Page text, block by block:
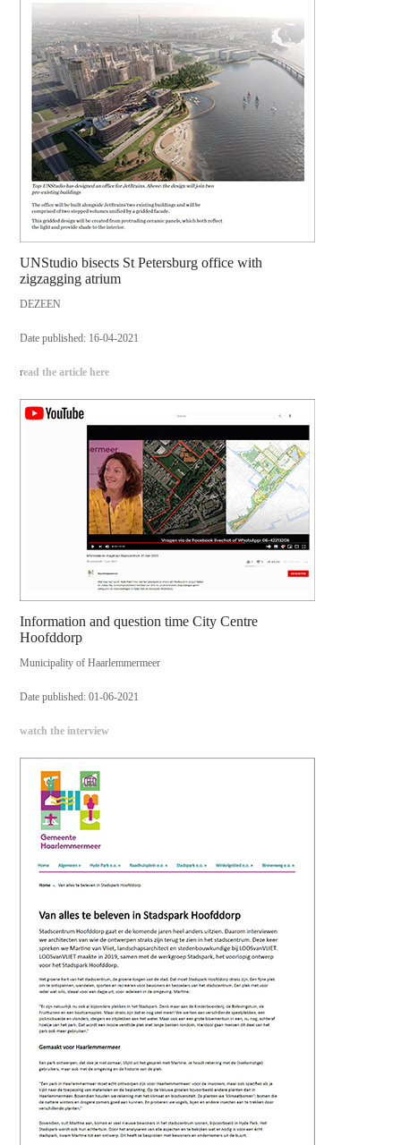
UNStudio bisects St Petersburg office with
zigzagging atrium
DEZEEN
Date published: 16-04-2021
read the article here
Information and question time City Centre
Hoofddorp
Municipality of Haarlemmermeer
Date published: 01-06-2021
watch the interview